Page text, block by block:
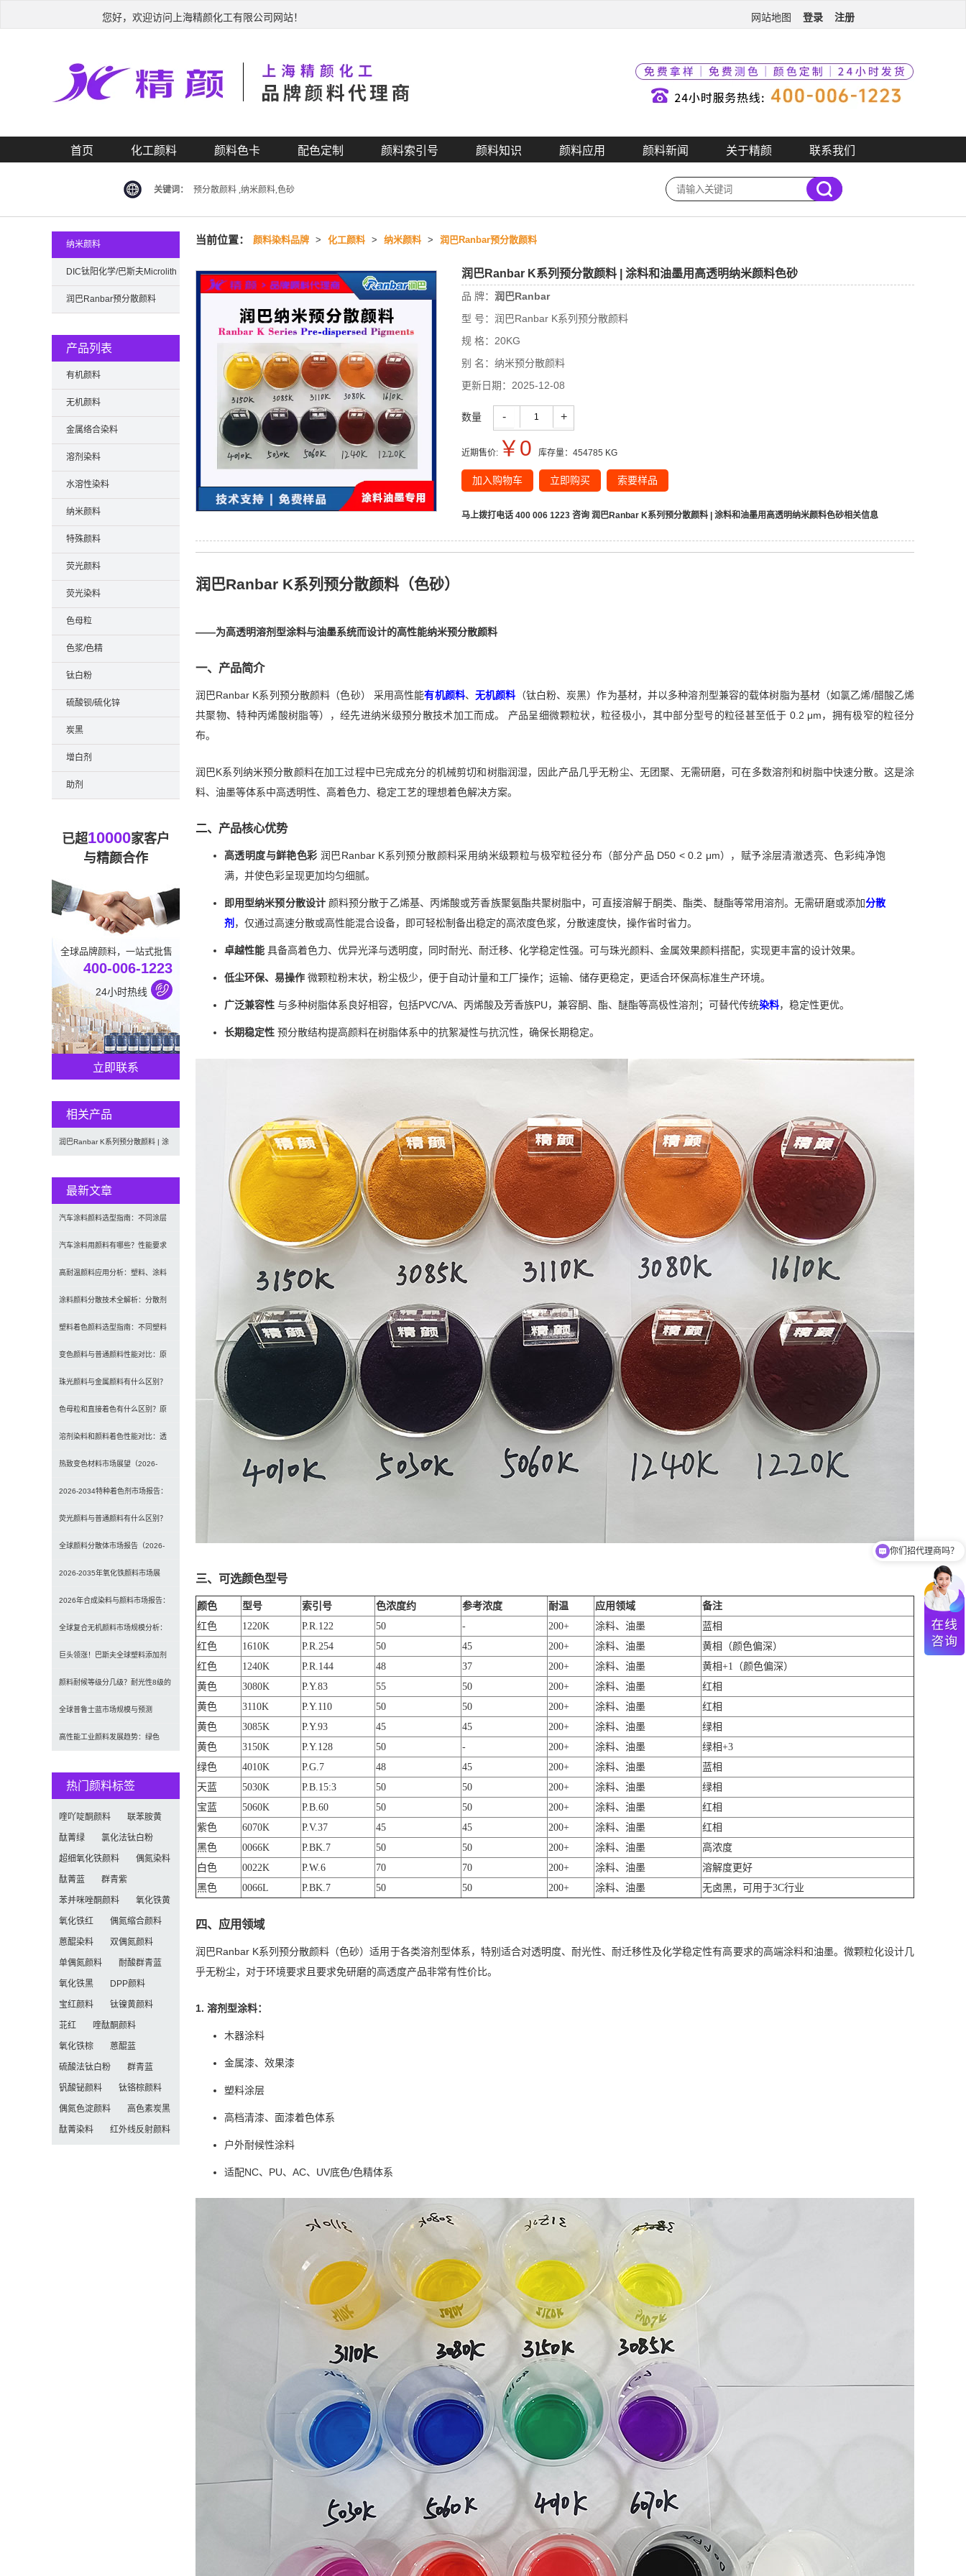
您好，欢迎访问上海精颜化工有限公司网站！ 网站地图 登录 注册
首页 化工颜料 颜料色卡 配色定制 颜料索引号 颜料知识 颜料应用 颜料新闻 关于精颜 联系我们
关键词： 预分散颜料 ,纳米颜料,色砂
当前位置： 颜料染料品牌 > 化工颜料 > 纳米颜料 > 润巴Ranbar预分散颜料
润巴Ranbar K系列预分散颜料 | 涂料和油墨用高透明纳米颜料色砂
品 牌： 润巴Ranbar
型 号： 润巴Ranbar K系列预分散颜料
规 格： 20KG
别 名： 纳米预分散颜料
更新日期： 2025-12-08
数量 - +
近期售价: ￥0 库存量： 454785 KG
加入购物车 立即购买 索要样品
马上拨打电话 400 006 1223 咨询 润巴Ranbar K系列预分散颜料 | 涂料和油墨用高透明纳米颜料色砂相关信息
润巴Ranbar K系列预分散颜料（色砂）
——为高透明溶剂型涂料与油墨系统而设计的高性能纳米预分散颜料
一、产品简介
润巴Ranbar K系列预分散颜料（色砂） 采用高性能有机颜料、无机颜料 （钛白粉、炭黑）作为基材，并以多种溶剂型兼容的载体树脂为基材（如氯乙烯/醋酸乙烯
共聚物、特种丙烯酸树脂等），经先进纳米级预分散技术加工而成。 产品呈细微颗粒状，粒径极小，其中部分型号的粒径甚至低于 0.2 μm，拥有极窄的粒径分
布。
润巴K系列纳米预分散颜料在加工过程中已完成充分的机械剪切和树脂润湿，因此产品几乎无粉尘、无团聚、无需研磨，可在多数溶剂和树脂中快速分散。这是涂
料、油墨等体系中高透明性、高着色力、稳定工艺的理想着色解决方案。
二、产品核心优势
高透明度与鲜艳色彩 润巴Ranbar K系列预分散颜料采用纳米级颗粒与极窄粒径分布（部分产品 D50 < 0.2 μm），赋予涂层清澈透亮、色彩纯净饱
满，并使色彩呈现更加均匀细腻。
即用型纳米预分散设计颜料预分散于乙烯基、丙烯酸或芳香族聚氨酯共聚树脂中，可直接溶解于酮类、酯类、醚酯等常用溶剂。无需研磨或添加分散
剂 ，仅通过高速分散或高性能混合设备，即可轻松制备出稳定的高浓度色浆，分散速度快，操作省时省力。
卓越性能 具备高着色力、优异光泽与透明度，同时耐光、耐迁移、化学稳定性强。可与珠光颜料、金属效果颜料搭配，实现更丰富的设计效果。
低尘环保、易操作 微颗粒粉末状，粉尘极少，便于自动计量和工厂操作；运输、储存更稳定，更适合环保高标准生产环境。
广泛兼容性 与多种树脂体系良好相容，包括PVC/VA、丙烯酸及芳香族PU，兼容酮、酯、醚酯等高极性溶剂；可替代传统染料，稳定性更优。
长期稳定性 预分散结构提高颜料在树脂体系中的抗絮凝性与抗沉性，确保长期稳定。
三、可选颜色型号
颜色 型号 索引号 色浓度约 参考浓度 耐温 应用领域
备注
红色
1220K P.R.122 50 - 200+ 涂料、油墨
蓝相
红色
1610K P.R.254 50 45 200+ 涂料、油墨
黄相（颜色偏深）
红色
1240K P.R.144 48 37 200+ 涂料、油墨
黄相+1（颜色偏深）
黄色
3080K P.Y.83 55 50 200+ 涂料、油墨
红相
黄色
3110K P.Y.110 50 50 200+ 涂料、油墨
红相
黄色
3085K P.Y.93 45 45 200+ 涂料、油墨
绿相
黄色
3150K P.Y.128 50 - 200+ 涂料、油墨
绿相+3
绿色
4010K P.G.7 48 45 200+ 涂料、油墨
蓝相
天蓝
5030K P.B.15:3 50 50 200+ 涂料、油墨
绿相
宝蓝
5060K P.B.60 50 50 200+ 涂料、油墨
红相
紫色
6070K P.V.37 45 45 200+ 涂料、油墨
红相
黑色
0066K P.BK.7 50 50 200+ 涂料、油墨
高浓度
白色
0022K P.W.6 70 70 200+ 涂料、油墨
溶解度更好
黑色
0066L P.BK.7 50 50 200+ 涂料、油墨 无卤黑，可用于3C行业
四、应用领域
润巴Ranbar K系列预分散颜料（色砂）适用于各类溶剂型体系，特别适合对透明度、耐光性、耐迁移性及化学稳定性有高要求的高端涂料和油墨。微颗粒化设计几
乎无粉尘，对于环境要求且要求免研磨的高透度产品非常有性价比。
1. 溶剂型涂料：
木器涂料
金属漆、效果漆
塑料涂层
高档清漆、面漆着色体系
户外耐候性涂料
适配NC、PU、AC、UV底色/色精体系
纳米颜料
DIC钛阳化学/巴斯夫Microlith
纳米颜料
润巴Ranbar预分散颜料
产品列表
有机颜料
无机颜料
金属络合染料
溶剂染料
水溶性染料
纳米颜料
特殊颜料
荧光颜料
荧光染料
色母粒
色浆/色精
钛白粉
硫酸钡/硫化锌
炭黑
增白剂
助剂
已超10000家客户
与精颜合作
全球品牌颜料，一站式批售
400-006-1223
24小时热线
立即联系
相关产品
润巴Ranbar K系列预分散颜料 | 涂
最新文章
汽车涂料颜料选型指南：不同涂层
应用要求、OEM与修补漆用颜料
汽车涂料用颜料有哪些？性能要求
及常用颜料类型介绍
高耐温颜料应用分析：塑料、涂料
及工程材料的选型原则与行业实践
涂料颜料分散技术全解析：分散剂
选型、研磨工艺及常见问题解决
塑料着色颜料选型指南：不同塑料
材料如何选择合适颜料？
变色颜料与普通颜料性能对比：原
理、特点及应用差异解析
珠光颜料与金属颜料有什么区别？
原理、效果与应用对比
色母粒和直接着色有什么区别？原
理、性能与应用全面对比
溶剂染料和颜料着色性能对比：透
明性、耐候性与应用选择全解析
热致变色材料市场展望（2026-
2034）：2034年将达3
2026-2034特种着色剂市场报告：
规模、份额、趋势及预测
荧光颜料与普通颜料有什么区别？
发光原理、性能对比及应用解析
全球颜料分散体市场报告（2026-
2033）：无机颜料主导，
2026-2035年氧化铁颜料市场展
望：全球规模将达41亿美
2026年合成染料与颜料市场报告：
规模、趋势及2030年增长
全球复合无机颜料市场规模分析：
2035年达5.39亿美元，建
巨头领涨！巴斯夫全球塑料添加剂
涨价20% 原材料成本推高行业
颜料耐候等级分几级？耐光性8级的
定义及耐候性测试标准解析
全球普鲁士蓝市场规模与预测
（2026-2034）：按类型、形
高性能工业颜料发展趋势：绿色
热门颜料标签
喹吖啶酮颜料 联苯胺黄
酞菁绿 氯化法钛白粉
超细氧化铁颜料 偶氮染料
酞菁蓝 群青紫
苯并咪唑酮颜料 氧化铁黄
氧化铁红 偶氮缩合颜料
蒽醌染料 双偶氮颜料
单偶氮颜料 耐酸群青蓝
氧化铁黑 DPP颜料
宝红颜料 钛镍黄颜料
苝红 喹酞酮颜料
氧化铁棕 蒽醌蓝
硫酸法钛白粉 群青蓝
钒酸铋颜料 钛铬棕颜料
偶氮色淀颜料 高色素炭黑
酞菁染料 红外线反射颜料
你们有免费样品提供吗？
你们招代理商吗？